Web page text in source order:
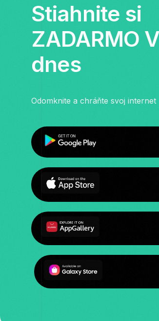
Stiahnite si
ZADARMO
dnes
Odomknite a chráňte svoj internet